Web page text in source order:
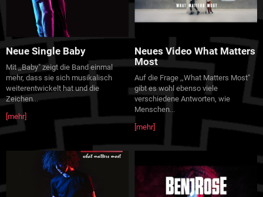
Neue Single Baby
Mit ,,Baby" zeigt die Band einmal
mehr, dass sie sich musikalisch
weiterentwickelt hat und die
Zeichen...
[mehr]
Neues Video What Matters
Most
Auf die Frage ,,What Matters Most"
gibt es wohl ebenso viele
verschiedene Antworten, wie
Menschen...
[mehr]